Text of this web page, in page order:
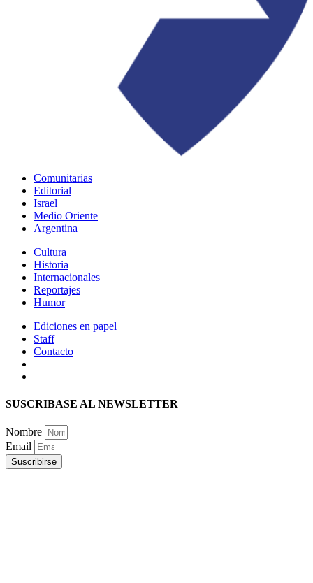
Comunitarias
Editorial
Israel
Medio Oriente
Argentina
Cultura
Historia
Internacionales
Reportajes
Humor
Ediciones en papel
Staff
Contacto
SUSCRIBASE AL NEWSLETTER
Nombre
Email
Suscribirse